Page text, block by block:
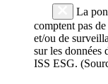
La
comptent pas
et/ou de
sur les données
ISS ESG.